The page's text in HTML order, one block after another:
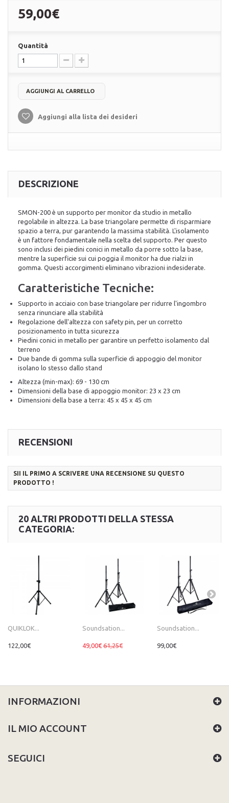
59,00€
Quantità
AGGIUNGI AL CARRELLO
Aggiungi alla lista dei desideri
DESCRIZIONE
SMON-200 è un supporto per monitor da studio in metallo
regolabile in altezza. La base triangolare permette di risparmiare
spazio a terra, pur garantendo la massima stabilità. L'isolamento
è un fattore fondamentale nella scelta del supporto. Per questo
sono inclusi dei piedini conici in metallo da porre sotto la base,
mentre la superficie sui cui poggia il monitor ha due rialzi in
gomma. Questi accorgimenti eliminano vibrazioni indesiderate.
Caratteristiche Tecniche:
Supporto in acciaio con base triangolare per ridurre l'ingombro
senza rinunciare alla stabilità
Regolazione dell'altezza con safety pin, per un corretto
posizionamento in tutta sicurezza
Piedini conici in metallo per garantire un perfetto isolamento dal
terreno
Due bande di gomma sulla superficie di appoggio del monitor
isolano lo stesso dallo stand
Altezza (min-max): 69 - 130 cm
Dimensioni della base di appoggio monitor: 23 x 23 cm
Dimensioni della base a terra: 45 x 45 x 45 cm
RECENSIONI
SII IL PRIMO A SCRIVERE UNA RECENSIONE SU QUESTO
PRODOTTO !
20 ALTRI PRODOTTI DELLA STESSA
CATEGORIA:
QUIKLOK...
122,00€
Soundsation...
49,00€ 61,25€
Soundsation...
99,00€
INFORMAZIONI
IL MIO ACCOUNT
SEGUICI